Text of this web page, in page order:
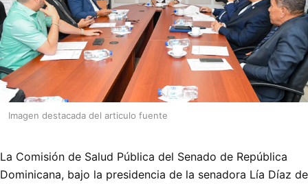
Imagen destacada del articulo fuente
La Comisión de Salud Pública del Senado de República
Dominicana, bajo la presidencia de la senadora Lía Díaz de